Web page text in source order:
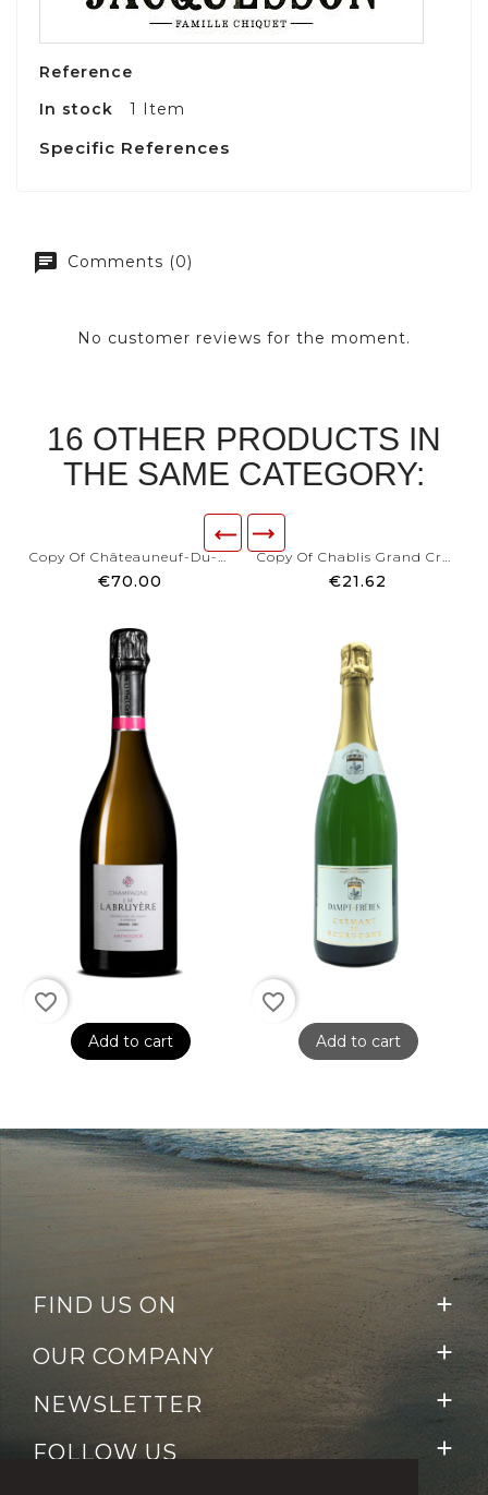
Reference
In stock
1 Item
Specific References
Comments (0)
No customer reviews for the moment.
16 OTHER PRODUCTS IN
THE SAME CATEGORY:
Copy Of Châteauneuf-Du-Pape...
€70.00
favorite_border
Add to cart
Copy Of Chablis Grand Cru -...
€21.62
favorite_border
Add to cart
FIND US ON 
OUR COMPANY 
NEWSLETTER 
FOLLOW US 